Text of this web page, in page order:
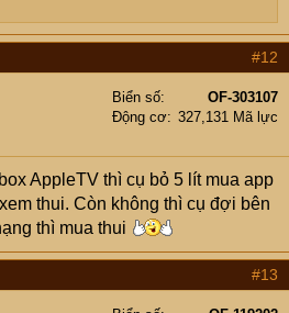
#12
Biển số
OF-303107
Động cơ
327,131 Mã lực
AppleTV thì cụ bỏ 5 lít mua app
thui. Còn không thì cụ đợi bên
thì mua thui
#13